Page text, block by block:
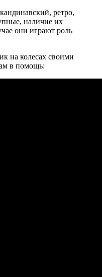
ретро,
наличие их
они играют роль
на колесах своими
в помощь: